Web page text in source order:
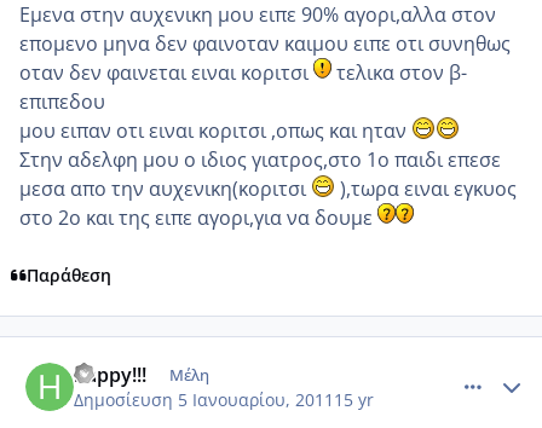
Eμενα στην αυχενικη μου ειπε 90% αγορι,αλλα στον
επομενο μηνα δεν φαινοταν καιμου ειπε οτι συνηθως
οταν δεν φαινεται ειναι κοριτσι
τελικα στον β-
επιπεδου
μου ειπαν οτι ειναι κοριτσι ,οπως και ηταν
Στην αδελφη μου ο ιδιος γιατρος,στο 1ο παιδι επεσε
μεσα απο την αυχενικη(κοριτσι
),τωρα ειναι εγκυος
στο 2ο και της ειπε αγορι,για να δουμε
Παράθεση
happy!!! Μέλη
Δημοσίευση 5 Ιανουαρίου, 2011 15 yr